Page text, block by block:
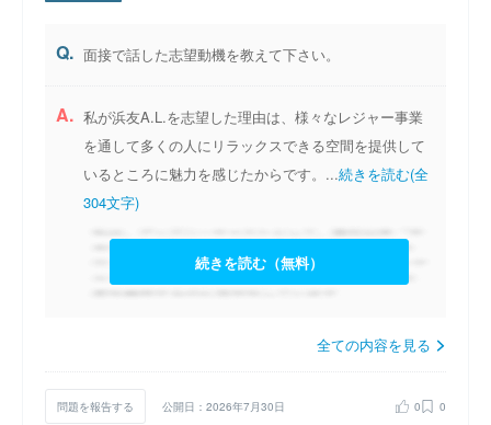
Q. 面接で話した志望動機を教えて下さい。
A. 私が浜友A.L.を志望した理由は、様々なレジャー事業
を通して多くの人にリラックスできる空間を提供して
いるところに魅力を感じたからです。...続きを読む(全
304文字)
続きを読む（無料）
全ての内容を見る
問題を報告する 公開日：2026年7月30日 0 0